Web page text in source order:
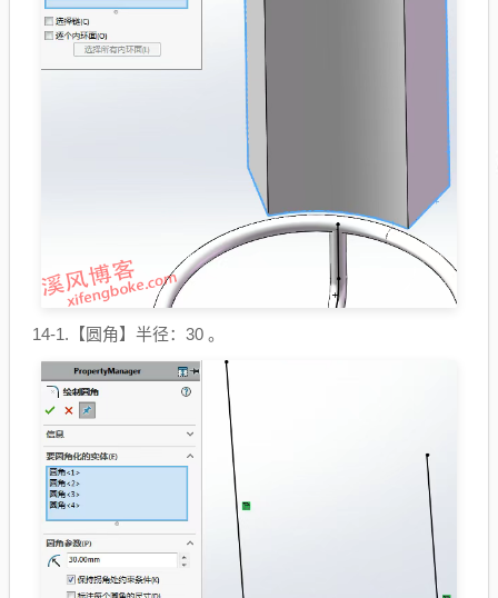
14-1.【圆角】半径：30 。